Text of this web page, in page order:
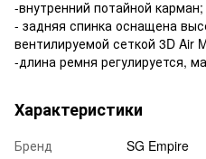
-внутренний потайной карман;
- задняя спинка оснащена
вентилируемой сеткой 3D Air
-длина ремня регулируется,
Характеристики
Бренд
SG Empire